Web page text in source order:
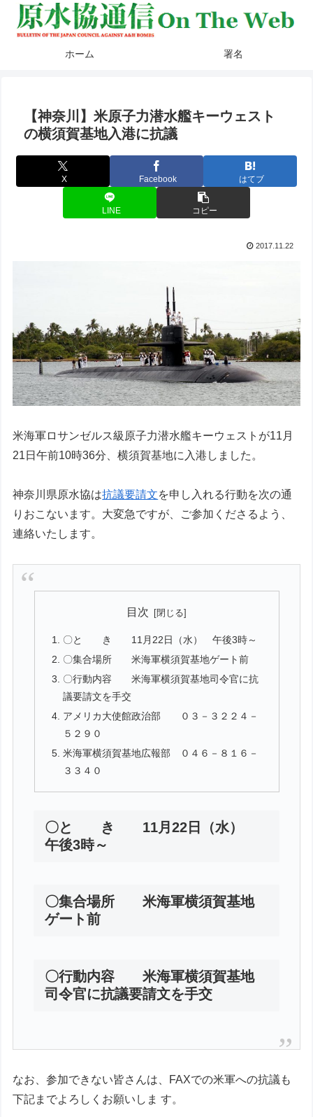
ホーム 署名
【神奈川】米原子力潜水艦キーウェスト
の横須賀基地入港に抗議
X Facebook はてブ
LINE コピー
2017.11.22
米海軍ロサンゼルス級原子力潜水艦キーウェストが11月
21日午前10時36分、横須賀基地に入港しました。
神奈川県原水協は抗議要請文を申し入れる行動を次の通
りおこないます。大変急ですが、ご参加くださるよう、
連絡いたします。
目次
〇と き 11月22日（水） 午後3時～
〇集合場所 米海軍横須賀基地ゲート前
〇行動内容 米海軍横須賀基地司令官に抗
議要請文を手交
アメリカ大使館政治部 ０３－３２２４－
５２９０
米海軍横須賀基地広報部 ０４６－８１６－
３３４０
〇と き 11月22日（水）
午後3時～
〇集合場所 米海軍横須賀基地
ゲート前
〇行動内容 米海軍横須賀基地
司令官に抗議要請文を手交
なお、参加できない皆さんは、FAXでの米軍への抗議も
下記までよろしくお願いしま す。